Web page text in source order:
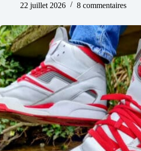
22 juillet 2026
8 commentaires